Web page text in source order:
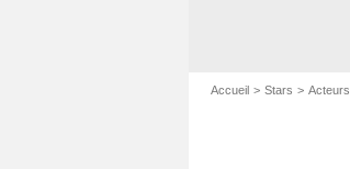
Accueil Stars Acteurs